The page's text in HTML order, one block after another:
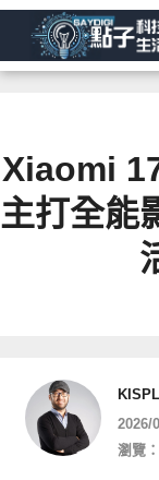
Xiaomi
主打全能
2026/
瀏覽